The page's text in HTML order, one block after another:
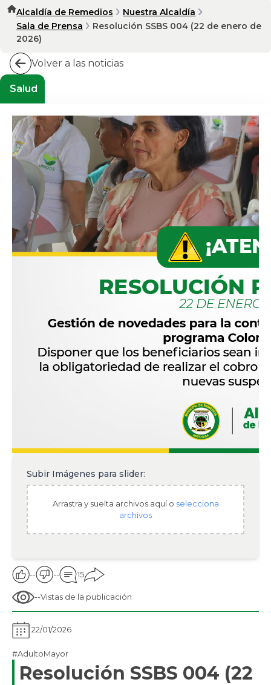
Alcaldía de Remedios
Nuestra Alcaldía
Sala de Prensa
Resolución SSBS 004 (22 de enero de
2026)
Volver a las noticias
Salud
Subir Imágenes para slider:
Arrastra y suelta archivos aquí o selecciona
archivos
-- -- 15
--Vistas de la publicación
22/01/2026
#AdultoMayor
Resolución SSBS 004 (22